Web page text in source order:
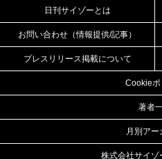
日刊サイゾーとは
お問い合わせ（情報提供/記事）
プレスリリース掲載について
Cookieポ
著者
月別アー
株式会社サイゾ